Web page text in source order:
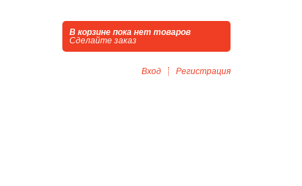
В корзине пока нет товаров
Сделайте заказ
Вход Регистрация